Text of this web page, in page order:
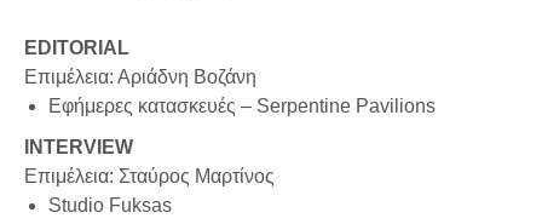
EDITORIAL
Επιμέλεια: Αριάδνη Βοζάνη
Εφήμερες κατασκευές – Serpentine Pavilions
INTERVIEW
Επιμέλεια: Σταύρος Μαρτίνος
Studio Fuksas